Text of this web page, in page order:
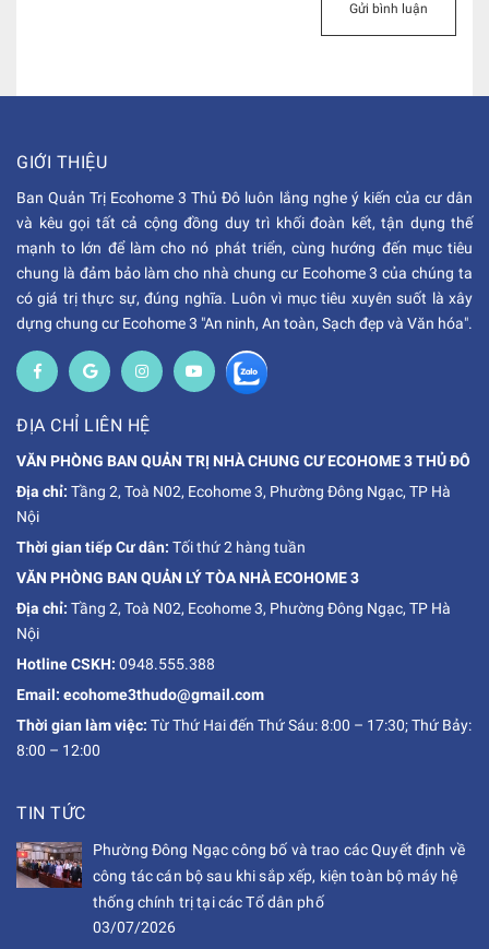
Gửi bình luận
GIỚI THIỆU
Ban Quản Trị Ecohome 3 Thủ Đô luôn lắng nghe ý kiến của cư dân
và kêu gọi tất cả cộng đồng duy trì khối đoàn kết, tận dụng thế
mạnh to lớn để làm cho nó phát triển, cùng hướng đến mục tiêu
chung là đảm bảo làm cho nhà chung cư Ecohome 3 của chúng ta
có giá trị thực sự, đúng nghĩa. Luôn vì mục tiêu xuyên suốt là xây
dựng chung cư Ecohome 3 "An ninh, An toàn, Sạch đẹp và Văn hóa".
ĐỊA CHỈ LIÊN HỆ
VĂN PHÒNG BAN QUẢN TRỊ NHÀ CHUNG CƯ ECOHOME 3 THỦ ĐÔ
Địa chỉ: Tầng 2, Toà N02, Ecohome 3, Phường Đông Ngạc, TP Hà
Nội
Thời gian tiếp Cư dân: Tối thứ 2 hàng tuần
VĂN PHÒNG BAN QUẢN LÝ TÒA NHÀ ECOHOME 3
Địa chỉ: Tầng 2, Toà N02, Ecohome 3, Phường Đông Ngạc, TP Hà
Nội
Hotline CSKH: 0948.555.388
Email: ecohome3thudo@gmail.com
Thời gian làm việc: Từ Thứ Hai đến Thứ Sáu: 8:00 – 17:30; Thứ Bảy:
8:00 – 12:00
TIN TỨC
Phường Đông Ngạc công bố và trao các Quyết định về
công tác cán bộ sau khi sắp xếp, kiện toàn bộ máy hệ
thống chính trị tại các Tổ dân phố
03/07/2026